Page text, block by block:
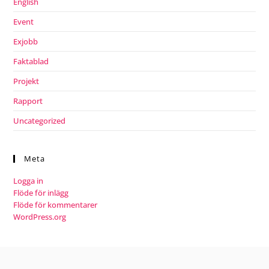
Event
Exjobb
Faktablad
Projekt
Rapport
Uncategorized
Meta
Logga in
Flöde för inlägg
Flöde för kommentarer
WordPress.org